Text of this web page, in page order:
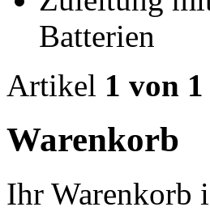
Batterien
Artikel 1 von 1
Warenkorb
Ihr Warenkorb